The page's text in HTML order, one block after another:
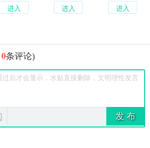
美食萌娃
变身料理
进入
勇士起源
进入
进入
0条评论)
发 布